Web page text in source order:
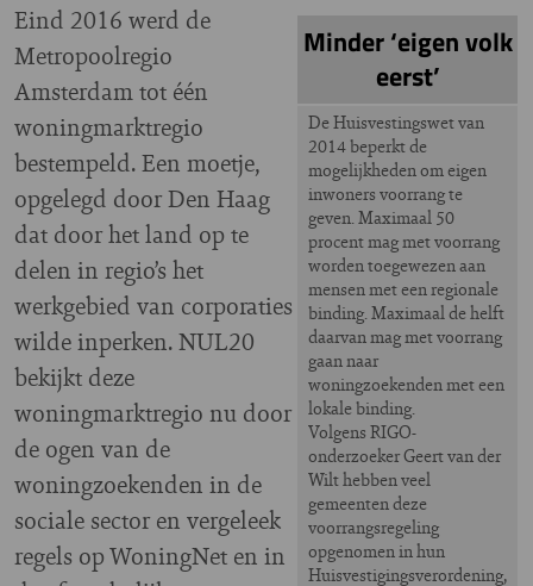
Minder ‘eigen volk
eerst’
De Huisvestingswet van
2014 beperkt de
mogelijkheden om eigen
inwoners voorrang te
geven. Maximaal 50
procent mag met voorrang
worden toegewezen aan
mensen met een regionale
binding. Maximaal de helft
daarvan mag met voorrang
gaan naar
woningzoekenden met een
lokale binding.
Volgens RIGO-
onderzoeker Geert van der
Wilt hebben veel
gemeenten deze
voorrangsregeling
opgenomen in hun
Huisvestigingsverordening,
Eind 2016 werd de
Metropoolregio
Amsterdam tot één
woningmarktregio
bestempeld. Een moetje,
opgelegd door Den Haag
dat door het land op te
delen in regio’s het
werkgebied van corporaties
wilde inperken. NUL20
bekijkt deze
woningmarktregio nu door
de ogen van de
woningzoekenden in de
sociale sector en vergeleek
regels op WoningNet en in